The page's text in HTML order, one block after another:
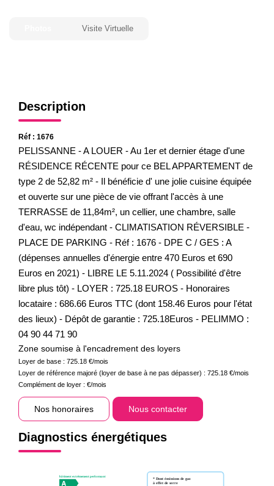
Visite Virtuelle
Description
Réf : 1676
PELISSANNE - A LOUER - Au 1er et dernier étage d'une
RÉSIDENCE RÉCENTE pour ce BEL APPARTEMENT de
type 2 de 52,82 m² - Il bénéficie d' une jolie cuisine équipée
et ouverte sur une pièce de vie offrant l'accès à une
TERRASSE de 11,84m², un cellier, une chambre, salle
d'eau, wc indépendant - CLIMATISATION RÉVERSIBLE -
PLACE DE PARKING - Réf : 1676 - DPE C / GES : A
(dépenses annuelles d'énergie entre 470 Euros et 690
Euros en 2021) - LIBRE LE 5.11.2024 ( Possibilité d'être
libre plus tôt) - LOYER : 725.18 EUROS - Honoraires
locataire : 686.66 Euros TTC (dont 158.46 Euros pour l'état
des lieux) - Dépôt de garantie : 725.18Euros - PELIMMO :
04 90 44 71 90
Zone soumise à l'encadrement des loyers
Loyer de base : 725.18 €/mois
Loyer de référence majoré (loyer de base à ne pas dépasser) : 725.18 €/mois
Complément de loyer : €/mois
Nos honoraires Nous contacter
Diagnostics énergétiques